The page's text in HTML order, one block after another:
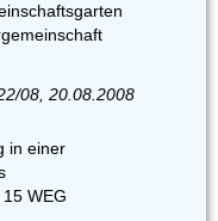
08, 20.08.2008
in einer
WEG